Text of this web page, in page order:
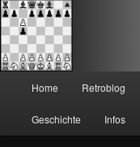
Zum
primären
Zum
sekundären
Home Retroblog
Geschichte Infos